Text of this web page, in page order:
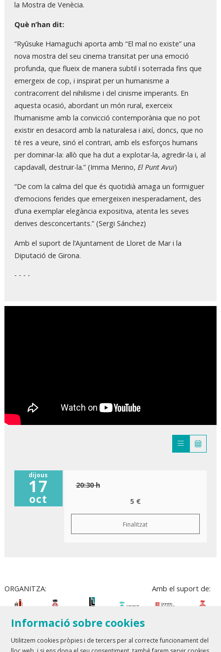
la Mostra de Venècia.
Què n’han dit:
“Ryûsuke Hamaguchi aporta amb “El mal no existe” una
nova mostra del seu cinema transitat per una emoció
profunda, que flueix de manera subtil i soterrada fins que
emergeix de cop, i inspirat per un humanisme a
contracorrent del nihilisme i del cinisme imperants. En
aquesta ocasió, abordant un món rural, exerceix
l’humanisme amb la convicció contemporània que no pot
existir en desacord amb la naturalesa i així, doncs, que no
té res a veure, sinó el contrari, amb els esforços humans
per dominar-la: allò que ha dut a explotar-la, agredir-la i, al
capdavall, destruir-la.” (Imma Merino, El Punt Avui)
“De com la calma del que és quotidià amaga un formiguer
d’emocions ferides que emergeixen inesperadament, des
d’una exemplar elegància expositiva, atenta les seves
derives desconcertants.” (Sergi Sánchez)
Amb el suport de l’Ajuntament de Lloret de Mar i la
Diputació de Girona.
- - - -
dijous
17
oct
20:30 h
5 €
Finalitzat
ORGANITZA: Amb el suport de:
Informació sobre cookies
Utilitzem cookies pròpies i de tercers per al correcte funcionament del